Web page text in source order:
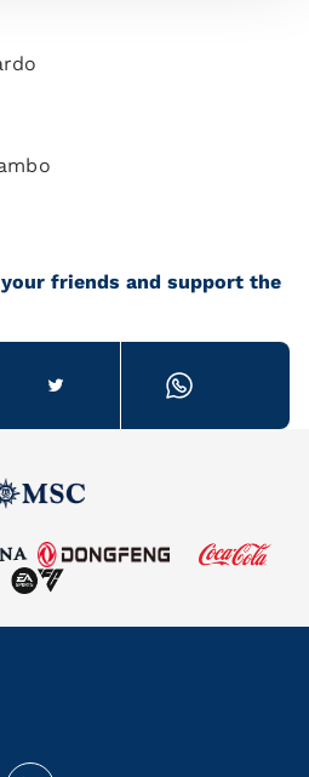
friends and support the